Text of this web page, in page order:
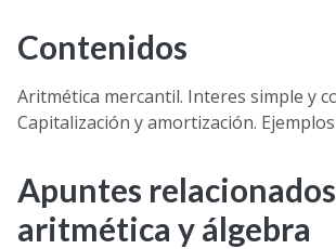
Contenidos
Aritmética mercantil. Interes simple y
Capitalización y amortización. Ejemplos
Apuntes
aritmética y álgebra